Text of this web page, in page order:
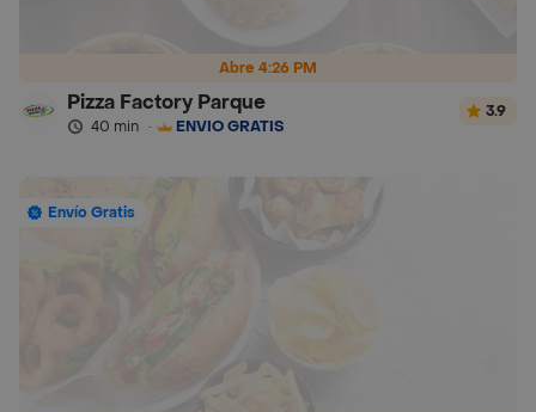
Abre 4:26 PM
Pizza Factory Parque
40 min · ENVÍO GRATIS
3.9
Envío Gratis